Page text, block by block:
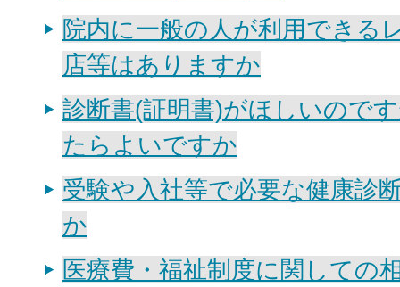
院内に一般の人が利用できる
店等はありますか
診断書(証明書)がほしいので
たらよいですか
受験や入社等で必要な健康診
か
医療費・福祉制度に関しての